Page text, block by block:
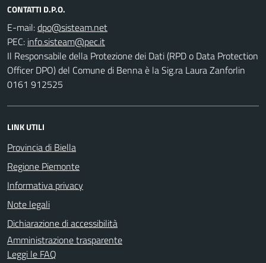
CONTATTI D.P.O.
E-mail:
PEC:
Il Responsabile della Protezione dei Dati (RPD o Data Protection
Officer DPO) del Comune di Benna è la Sig.ra Laura Zanforlin
0161 912525
LINK UTILI
Provincia di Biella
Regione Piemonte
Informativa privacy
Note legali
Dichiarazione di accessibilità
Amministrazione trasparente
Leggi le FAQ